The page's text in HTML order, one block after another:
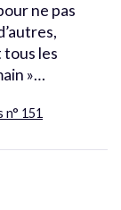
ne pas
tous les
»…
n° 151